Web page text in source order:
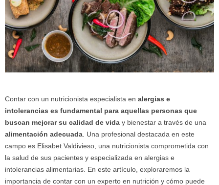
Contar con un nutricionista especialista en alergias e
intolerancias es fundamental para aquellas personas que
buscan mejorar su calidad de vida y bienestar a través de una
alimentación adecuada. Una profesional destacada en este
campo es Elisabet Valdivieso, una nutricionista comprometida con
la salud de sus pacientes y especializada en alergias e
intolerancias alimentarias. En este artículo, exploraremos la
importancia de contar con un experto en nutrición y cómo puede